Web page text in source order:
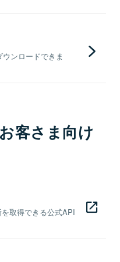
ンロードできま
客さま向け
取得できる公式API